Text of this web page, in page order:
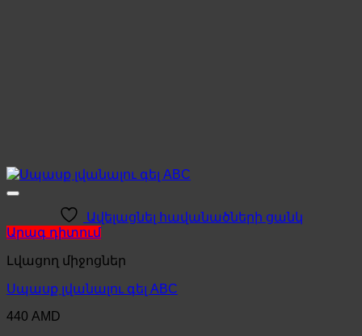
Ավելացնել հավանածների ցանկ
Արագ դիտում
Լվացող միջոցներ
Սպասք լվանալու գել ABC
440 AMD